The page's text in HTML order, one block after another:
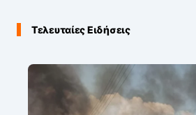
Τελευταίες Ειδήσεις